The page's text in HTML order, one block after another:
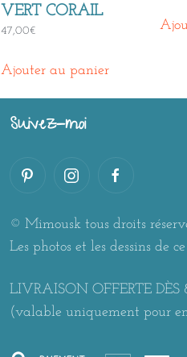
VERT CORAIL
47,00€
Ajouter au panier
Suivez-moi
© Mimousk tous droits
Les photos et les dessins de
LIVRAISON OFFERTE DÈS
(valable uniquement pour